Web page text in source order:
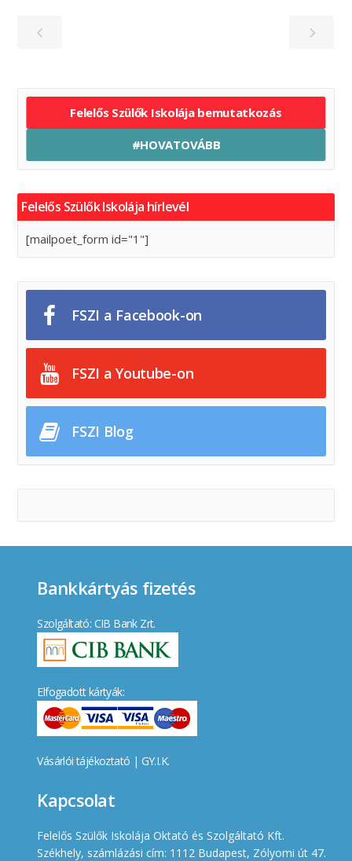
Felelős Szülők Iskolája bemutatkozás
#HOVATOVÁBB
Felelős Szülők Iskolája hírlevél
[mailpoet_form id="1"]
FSZI a Facebook-on
FSZI a Youtube-on
FSZI Blog
Bankkártyás fizetés
Szolgáltató: CIB Bank Zrt.
Elfogadott kártyák:
Vásárlói tájékoztató | GY.I.K.
Kapcsolat
Felelős Szülők Iskolája Oktató és Szolgáltató Kft.
Székhely, számlázási cím: 1112 Budapest, Zólyomi út 47.